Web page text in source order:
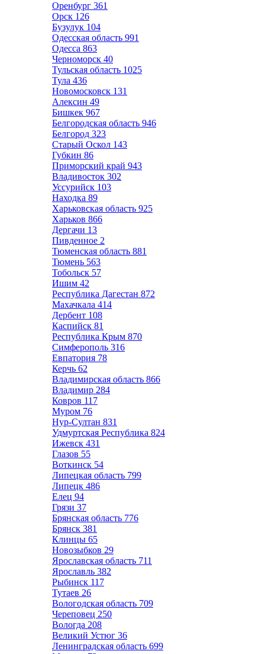
Оренбург 361
Орск 126
Бузулук 104
Одесская область 991
Одесса 863
Черноморск 40
Тульская область 1025
Тула 436
Новомосковск 131
Алексин 49
Бишкек 967
Белгородская область 946
Белгород 323
Старый Оскол 143
Губкин 86
Приморский край 943
Владивосток 302
Уссурийск 103
Находка 89
Харьковская область 925
Харьков 866
Дергачи 13
Пивденное 2
Тюменская область 881
Тюмень 563
Тобольск 57
Ишим 42
Республика Дагестан 872
Махачкала 414
Дербент 108
Каспийск 81
Республика Крым 870
Симферополь 316
Евпатория 78
Керчь 62
Владимирская область 866
Владимир 284
Ковров 117
Муром 76
Нур-Султан 831
Удмуртская Республика 824
Ижевск 431
Глазов 55
Воткинск 54
Липецкая область 799
Липецк 486
Елец 94
Грязи 37
Брянская область 776
Брянск 381
Клинцы 65
Новозыбков 29
Ярославская область 711
Ярославль 382
Рыбинск 117
Тутаев 26
Вологодская область 709
Череповец 250
Вологда 208
Великий Устюг 36
Ленинградская область 699